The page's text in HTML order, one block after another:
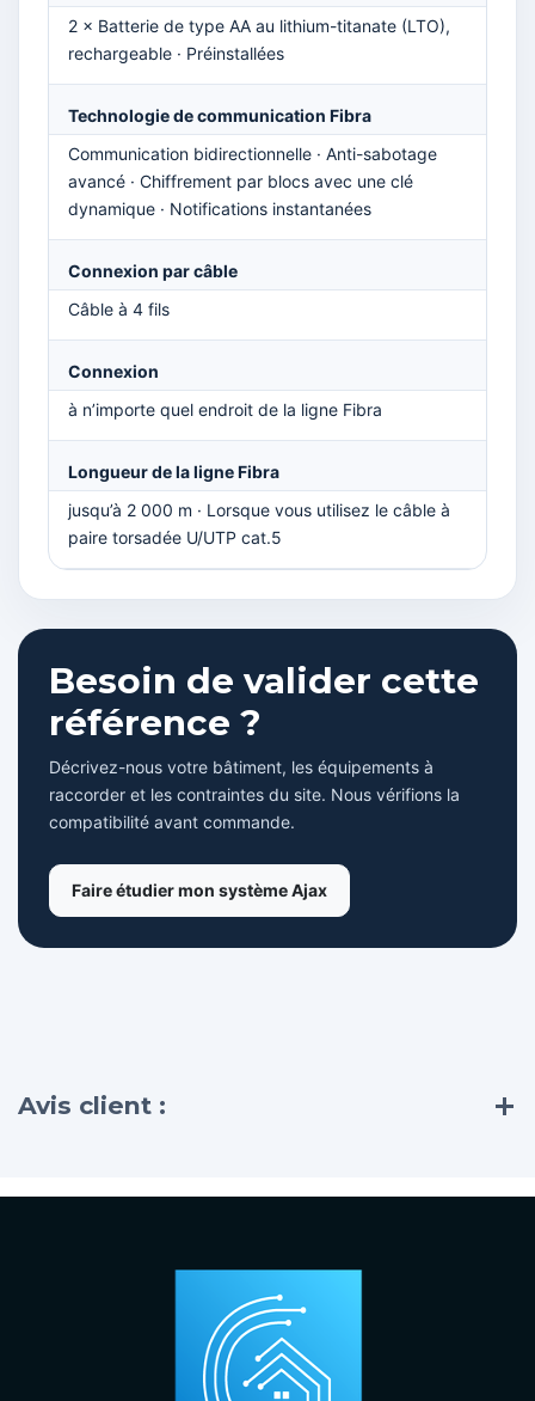
2 × Batterie de type AA au lithium-titanate (LTO),
rechargeable · Préinstallées
Technologie de communication Fibra
Communication bidirectionnelle · Anti-sabotage
avancé · Chiffrement par blocs avec une clé
dynamique · Notifications instantanées
Connexion par câble
Câble à 4 fils
Connexion
à n’importe quel endroit de la ligne Fibra
Longueur de la ligne Fibra
jusqu’à 2 000 m · Lorsque vous utilisez le câble à
paire torsadée U/UTP cat.5
Besoin de valider cette
référence ?
Décrivez-nous votre bâtiment, les équipements à
raccorder et les contraintes du site. Nous vérifions la
compatibilité avant commande.
Faire étudier mon système Ajax
Avis client :